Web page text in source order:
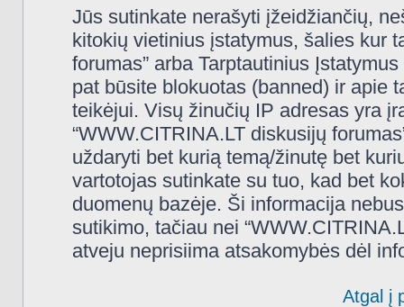
Jūs sutinkate nerašyti įžeidžiančių,
kitokių vietinius įstatymus, šalies kur
forumas” arba Tarptautinius
pat būsite blokuotas (banned) ir apie
teikėjui. Visų žinučių IP adresas yra
“WWW.CITRINA.LT diskusijų
uždaryti bet kurią temą/žinutę bet
vartotojas sutinkate su tuo, kad bet
duomenų bazėje. Ši informacija
sutikimo, tačiau nei
atveju neprisiima atsakomybės dėl
Atgal į